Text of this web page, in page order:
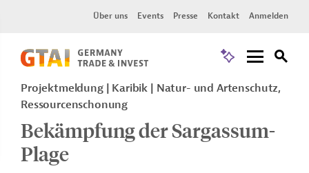
Über uns Events Presse Kontakt Anmelden
Projektmeldung Karibik
Natur- und Artenschutz,
Ressourcenschonung
Bekämpfung der Sargassum-
Plage